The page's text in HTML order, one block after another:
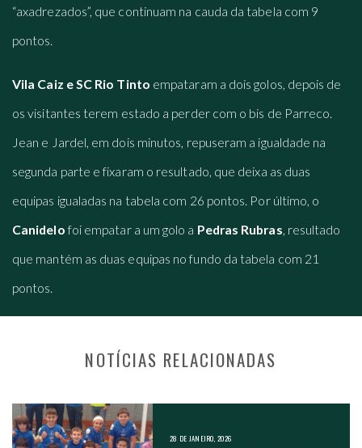
“axadrezados”, que continuam na cauda da tabela com 9
pontos.
Vila Caiz e SC Rio Tinto empataram a dois golos, depois de
os visitantes terem estado a perder com o bis de Parreco.
Jean e Jardel, em dois minutos, repuseram a igualdade na
segunda parte e fixaram o resultado, que deixa as duas
equipas igualadas na tabela com 26 pontos. Por último, o
Canidelo foi empatar a um golo a Pedras Rubras , resultado
que mantém as duas equipas no fundo da tabela com 21
pontos.
NOTÍCIAS RELACIONADAS
NAVEGAÇÃO NOS POSTS
28 DE JANEIRO, 2026